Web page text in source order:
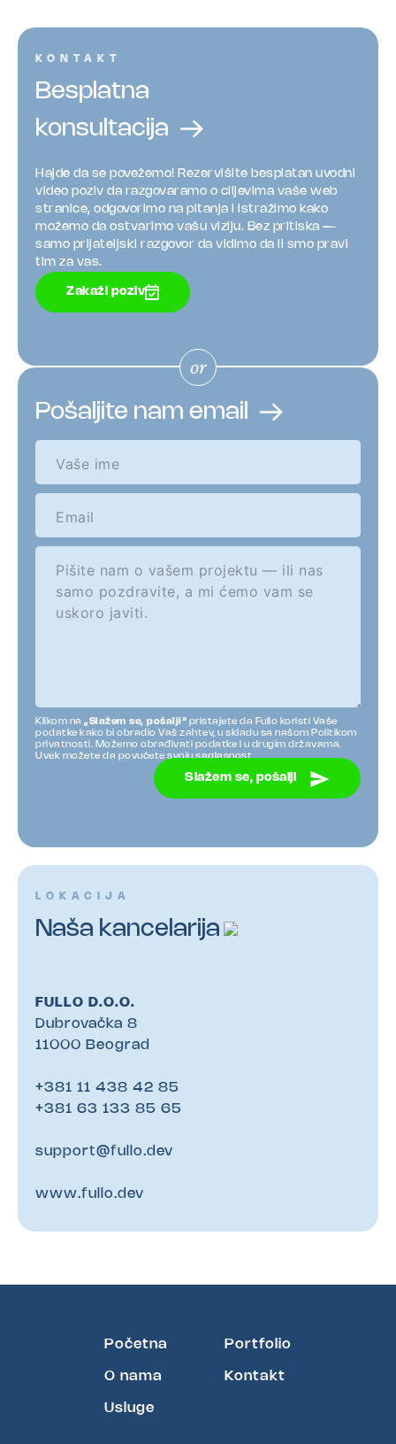
KONTAKT
Besplatna
konsultacija
Hajde da se povežemo! Rezervišite besplatan uvodni
video poziv da razgovaramo o ciljevima vaše web
stranice, odgovorimo na pitanja i istražimo kako
možemo da ostvarimo vašu viziju. Bez pritiska —
samo prijateljski razgovor da vidimo da li smo pravi
tim za vas.
Zakaži poziv
Pošaljite nam email
Klikom na „Slažem se, pošalji“ pristajete da Fullo koristi Vaše
podatke kako bi obradio Vaš zahtev, u skladu sa našom Politikom
privatnosti. Možemo obrađivati podatke i u drugim državama.
Uvek možete da povučete svoju saglasnost.
Slažem se, pošalji
LOKACIJA
Naša kancelarija
FULLO D.O.O.
Dubrovačka 8
11000 Beograd
+381 11 438 42 85
+381 63 133 85 65
support@fullo.dev
www.fullo.dev
Početna
O nama
Usluge
Portfolio
Kontakt